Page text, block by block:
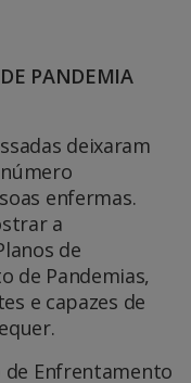
PANDEMIA
deixaram
enfermas.
a
de
de Pandemias,
e capazes de
Enfrentamento